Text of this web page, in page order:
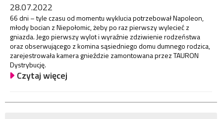
28.07.2022
66 dni – tyle czasu od momentu wyklucia potrzebował Napoleon,
młody bocian z Niepołomic, żeby po raz pierwszy wylecieć z
gniazda. Jego pierwszy wylot i wyraźnie zdziwienie rodzeństwa
oraz obserwującego z komina sąsiedniego domu dumnego rodzica,
zarejestrowała kamera gnieździe zamontowana przez TAURON
Dystrybucję.
Czytaj więcej